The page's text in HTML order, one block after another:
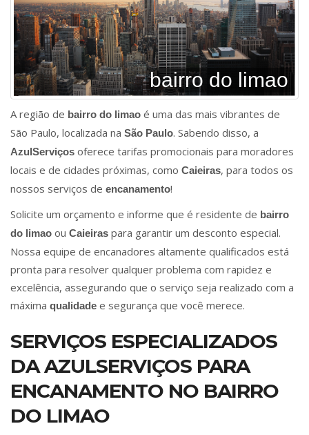
bairro do limao
A região de bairro do limao é uma das mais vibrantes de
São Paulo, localizada na São Paulo. Sabendo disso, a
AzulServiços oferece tarifas promocionais para moradores
locais e de cidades próximas, como Caieiras, para todos os
nossos serviços de encanamento!
Solicite um orçamento e informe que é residente de bairro
do limao ou Caieiras para garantir um desconto especial.
Nossa equipe de encanadores altamente qualificados está
pronta para resolver qualquer problema com rapidez e
excelência, assegurando que o serviço seja realizado com a
máxima qualidade e segurança que você merece.
SERVIÇOS ESPECIALIZADOS
DA AZULSERVIÇOS PARA
ENCANAMENTO NO BAIRRO
DO LIMAO